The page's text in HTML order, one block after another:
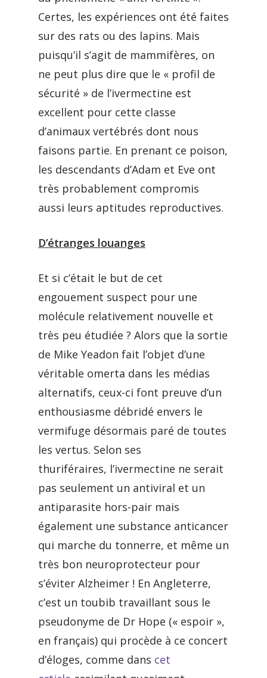
Certes, les expériences ont été faites
sur des rats ou des lapins. Mais
puisqu’il s’agit de mammifères, on
ne peut plus dire que le « profil de
sécurité » de l’ivermectine est
excellent pour cette classe
d’animaux vertébrés dont nous
faisons partie. En prenant ce poison,
les descendants d’Adam et Eve ont
très probablement compromis
aussi leurs aptitudes reproductives.
D’étranges louanges
Et si c’était le but de cet
engouement suspect pour une
molécule relativement nouvelle et
très peu étudiée ? Alors que la sortie
de Mike Yeadon fait l’objet d’une
véritable omerta dans les médias
alternatifs, ceux-ci font preuve d’un
enthousiasme débridé envers le
vermifuge désormais paré de toutes
les vertus. Selon ses
thuriféraires, l’ivermectine ne serait
pas seulement un antiviral et un
antiparasite hors-pair mais
également une substance anticancer
qui marche du tonnerre, et même un
très bon neuroprotecteur pour
s’éviter Alzheimer ! En Angleterre,
c’est un toubib travaillant sous le
pseudonyme de Dr Hope (« espoir »,
en français) qui procède à ce concert
d’éloges, comme dans cet